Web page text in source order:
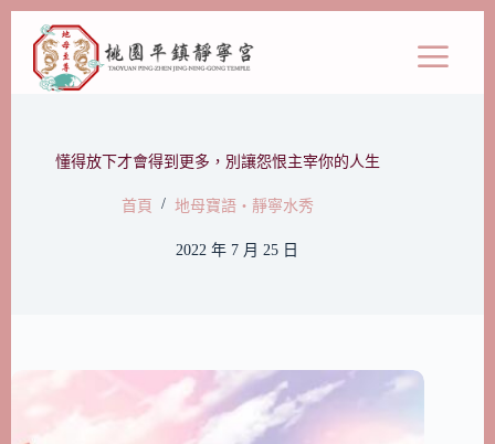
懂得放下才會得到更多，別讓怨恨主宰你的人生
首頁 / 地母寶語‧靜寧水秀
2022 年 7 月 25 日